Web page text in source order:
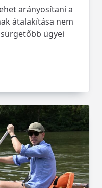
arányosítani a
átalakítása nem
ügyei